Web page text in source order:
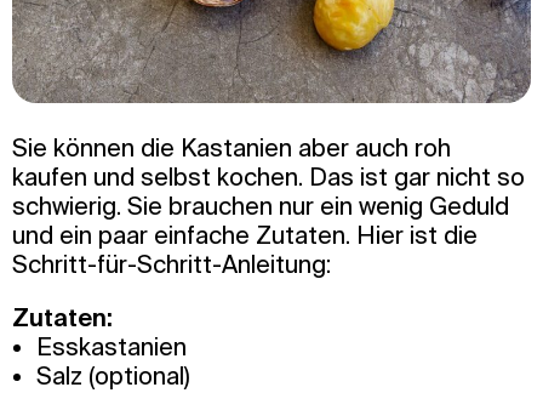
Sie können die Kastanien aber auch roh
kaufen und selbst kochen. Das ist gar nicht so
schwierig. Sie brauchen nur ein wenig Geduld
und ein paar einfache Zutaten. Hier ist die
Schritt-für-Schritt-Anleitung:
Zutaten:
Esskastanien
Salz (optional)